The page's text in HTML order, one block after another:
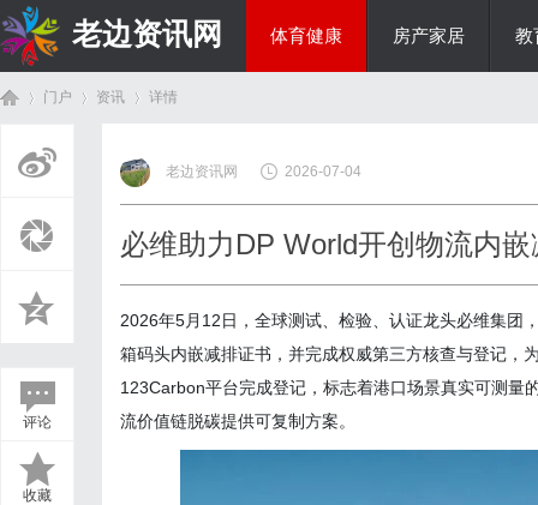
老边资讯网 体育健康 房产家居 教
门户 资讯
›
详情
评论
收藏
老边资讯网 2026-07-04
必维助力DP World开创物流内
2026年5月12日，全球测试、检验、认证龙头必维集团
箱码头内嵌减排证书，并完成权威第三方核查与登记，
123Carbon平台完成登记，标志着港口场景真实可测量
流价值链脱碳提供可复制方案。